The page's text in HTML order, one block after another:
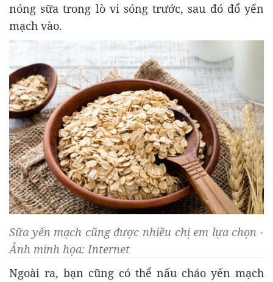
nóng sữa trong lò vi sóng trước, sau đó đổ yến
mạch vào.
Sữa yến mạch cũng được nhiều chị em lựa chọn -
Ảnh minh họa: Internet
Ngoài ra, bạn cũng có thể nấu cháo yến mạch